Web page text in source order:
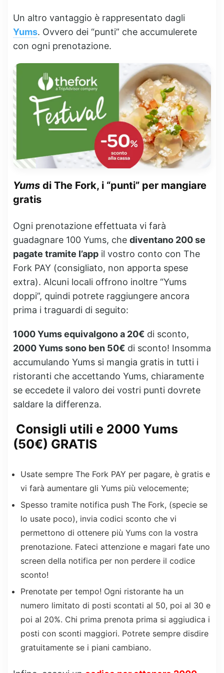
Un altro vantaggio è rappresentato dagli
Yums. Ovvero dei “punti” che accumulerete
con ogni prenotazione.
Yums di The Fork, i “punti” per mangiare
gratis
Ogni prenotazione effettuata vi farà
guadagnare 100 Yums, che diventano 200 se
pagate tramite l’app il vostro conto con The
Fork PAY (consigliato, non apporta spese
extra). Alcuni locali offrono inoltre “Yums
doppi”, quindi potrete raggiungere ancora
prima i traguardi di seguito:
1000 Yums equivalgono a 20€ di sconto,
2000 Yums sono ben 50€ di sconto! Insomma
accumulando Yums si mangia gratis in tutti i
ristoranti che accettando Yums, chiaramente
se eccedete il valoro dei vostri punti dovrete
saldare la differenza.
Consigli utili e 2000 Yums
(50€) GRATIS
Usate sempre The Fork PAY per pagare, è gratis e
vi farà aumentare gli Yums più velocemente;
Spesso tramite notifica push The Fork, (specie se
lo usate poco), invia codici sconto che vi
permettono di ottenere più Yums con la vostra
prenotazione. Fateci attenzione e magari fate uno
screen della notifica per non perdere il codice
sconto!
Prenotate per tempo! Ogni ristorante ha un
numero limitato di posti scontati al 50, poi al 30 e
poi al 20%. Chi prima prenota prima si aggiudica i
posti con sconti maggiori. Potrete sempre disdire
gratuitamente se i piani cambiano.